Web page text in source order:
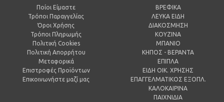
Ποίοι Είμαστε
Τρόποι Παραγγελίας
Όροι Χρήσης
Τρόποι Πληρωμής
Πολιτική Cookies
Πολιτική Απορρήτου
Μεταφορικά
Επιστροφές Προϊόντων
Επικοινωνήστε μαζί μας
ΒΡΕΦΙΚΑ
ΛΕΥΚΑ ΕΙΔΗ
ΔΙΑΚΟΣΜΗΣΗ
ΚΟΥΖΙΝΑ
ΜΠΑΝΙΟ
ΚΗΠΟΣ - ΒΕΡΑΝΤΑ
ΕΠΙΠΛΑ
ΕΙΔΗ ΟΙΚ. ΧΡΗΣΗΣ
ΕΠΑΓΓΕΛΜΑΤΙΚΟΣ ΕΞΟΠΛ.
ΚΑΛΟΚΑΙΡΙΝΑ
ΠΑΙΧΝΙΔΙΑ